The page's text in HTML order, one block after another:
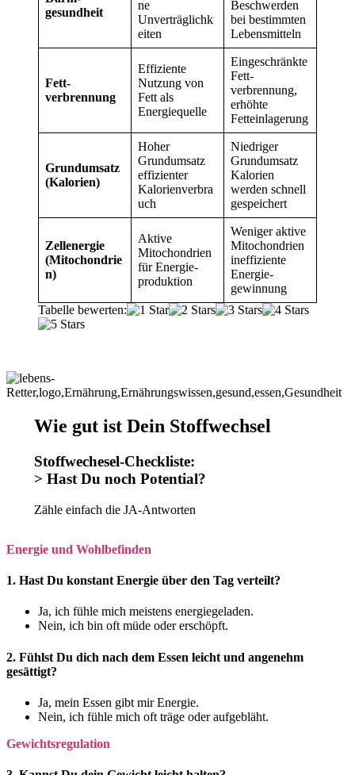
gesundheit
ne
Unverträglichk
eiten
Beschwerden
bei bestimmten
Leben­smitteln
Fett­
verbrennung
Effiziente
Nutzung von
Fett als
Energiequelle
Eingeschränkte
Fett­
verbrennung,
erhöhte
Fetteinlagerung
Grund­umsatz
(Kalorien)
Hoher
Grundumsatz
effizienter
Kalorienverbra
uch
Niedriger
Grundumsatz
Kalorien
werden schnell
gespeichert
Zellenergie
(Mitochondrie
n)
Aktive
Mitochon­drien
für Energie­
produktion
Weniger aktive
Mitochondrien
ineffiziente
Energie­
gewinnung
Tabelle bewerten:
Wie gut ist Dein Stoffwechsel
Stoffwechesel-Checkliste:
> Hast Du noch Potential?
Zähle einfach die JA-Antworten
Energie und Wohlbefinden
1. Hast Du konstant Energie über den Tag verteilt?
Ja, ich fühle mich meistens energiegeladen.
Nein, ich bin oft müde oder erschöpft.
2. Fühlst Du dich nach dem Essen leicht und angenehm
gesättigt?
Ja, mein Essen gibt mir Energie.
Nein, ich fühle mich oft träge oder aufgebläht.
Gewichtsregulation